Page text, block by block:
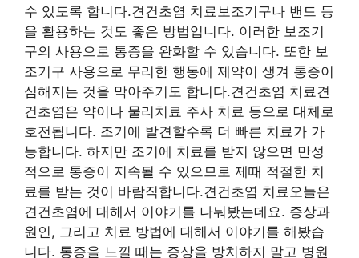
수 있도록 합니다.견건초염 치료보조기구나 밴드 등
을 활용하는 것도 좋은 방법입니다. 이러한 보조기
구의 사용으로 통증을 완화할 수 있습니다. 또한 보
조기구 사용으로 무리한 행동에 제약이 생겨 통증이
심해지는 것을 막아주기도 합니다.견건초염 치료견
건초염은 약이나 물리치료 주사 치료 등으로 대체로
호전됩니다. 조기에 발견할수록 더 빠른 치료가 가
능합니다. 하지만 조기에 치료를 받지 않으면 만성
적으로 통증이 지속될 수 있으므로 제때 적절한 치
료를 받는 것이 바람직합니다.견건초염 치료오늘은
견건초염에 대해서 이야기를 나눠봤는데요. 증상과
원인, 그리고 치료 방법에 대해서 이야기를 해봤습
니다. 통증을 느낄 때는 증상을 방치하지 말고 병원